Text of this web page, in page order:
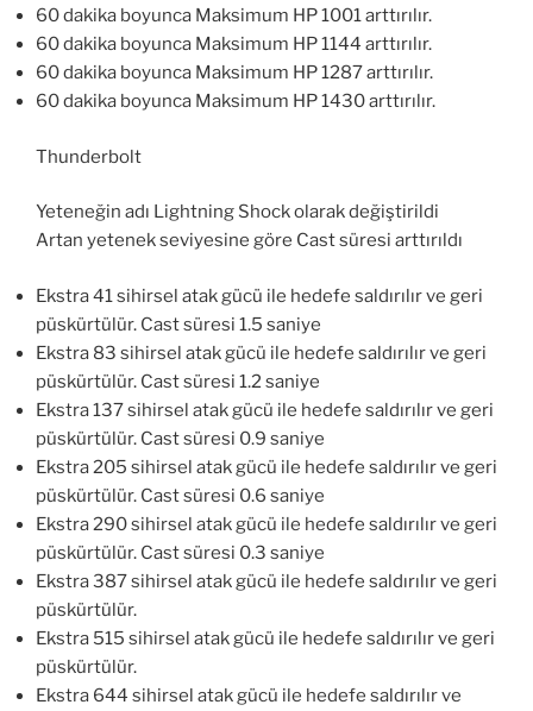
60 dakika boyunca Maksimum HP 1001 arttırılır.
60 dakika boyunca Maksimum HP 1144 arttırılır.
60 dakika boyunca Maksimum HP 1287 arttırılır.
60 dakika boyunca Maksimum HP 1430 arttırılır.
Thunderbolt
Yeteneğin adı Lightning Shock olarak değiştirildi
Artan yetenek seviyesine göre Cast süresi arttırıldı
Ekstra 41 sihirsel atak gücü ile hedefe saldırılır ve geri
püskürtülür. Cast süresi 1.5 saniye
Ekstra 83 sihirsel atak gücü ile hedefe saldırılır ve geri
püskürtülür. Cast süresi 1.2 saniye
Ekstra 137 sihirsel atak gücü ile hedefe saldırılır ve geri
püskürtülür. Cast süresi 0.9 saniye
Ekstra 205 sihirsel atak gücü ile hedefe saldırılır ve geri
püskürtülür. Cast süresi 0.6 saniye
Ekstra 290 sihirsel atak gücü ile hedefe saldırılır ve geri
püskürtülür. Cast süresi 0.3 saniye
Ekstra 387 sihirsel atak gücü ile hedefe saldırılır ve geri
püskürtülür.
Ekstra 515 sihirsel atak gücü ile hedefe saldırılır ve geri
püskürtülür.
Ekstra 644 sihirsel atak gücü ile hedefe saldırılır ve